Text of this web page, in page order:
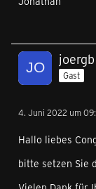
joergb
Gast
4. Juni 2022 um
Hallo liebes
bitte setzen Sie